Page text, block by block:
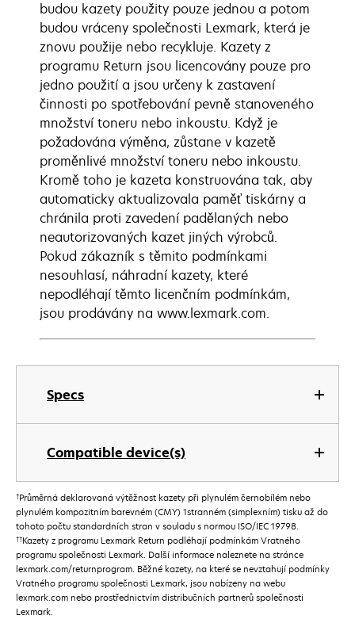
Specs
Compatible device(s)
budou kazety použity pouze jednou a potom
budou vráceny společnosti Lexmark, která je
znovu použije nebo recykluje. Kazety z
programu Return jsou licencovány pouze pro
jedno použití a jsou určeny k zastavení
činnosti po spotřebování pevně stanoveného
množství toneru nebo inkoustu. Když je
požadována výměna, zůstane v kazetě
proměnlivé množství toneru nebo inkoustu.
Kromě toho je kazeta konstruována tak, aby
automaticky aktualizovala paměť tiskárny a
chránila proti zavedení padělaných nebo
neautorizovaných kazet jiných výrobců.
Pokud zákazník s těmito podmínkami
nesouhlasí, náhradní kazety, které
nepodléhají těmto licenčním podmínkám,
jsou prodávány na www.lexmark.com.
†Průměrná deklarovaná výtěžnost kazety při plynulém černobílém nebo
plynulém kompozitním barevném (CMY) 1stranném (simplexním) tisku až do
tohoto počtu standardních stran v souladu s normou ISO/IEC 19798.
††Kazety z programu Lexmark Return podléhají podmínkám Vratného
programu společnosti Lexmark. Další informace naleznete na stránce
lexmark.com/returnprogram. Běžné kazety, na které se nevztahují podmínky
Vratného programu společnosti Lexmark, jsou nabízeny na webu
lexmark.com nebo prostřednictvím distribučních partnerů společnosti
Lexmark.